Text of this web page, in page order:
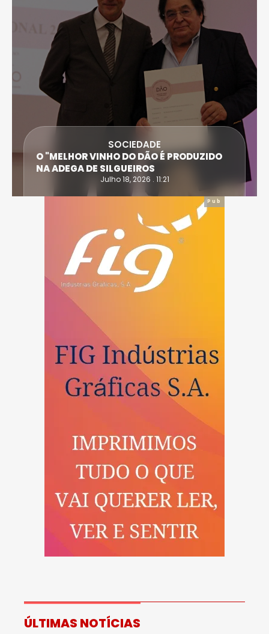
SOCIEDADE
O "MELHOR VINHO DO DÃO É PRODUZIDO
NA ADEGA DE SILGUEIROS
Julho 18, 2026 . 11:21
Pub
ÚLTIMAS NOTÍCIAS